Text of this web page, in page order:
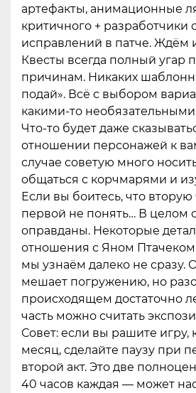
артефакты, анимационные
критичного + разработчики
исправлений в патче. Ждём
Квесты всегда полный угар
причинам. Никаких
подай». Всё с выбором
какими-то
Что-то будет даже
отношении персонажей к
случае советую много
общаться с корчмарями и
Если вы боитесь, что вторую
первой не понять… В целом
оправданы. Некоторые
отношения с Яном
мы узнаём далеко не сразу.
мешает погружению, но
происходящем достаточно
часть можно считать
Совет: если вы рашите игру,
месяц, сделайте паузу при
второй акт. Это две
40 часов каждая — может